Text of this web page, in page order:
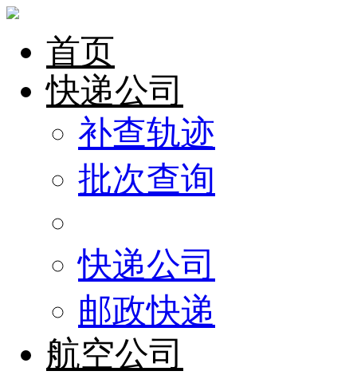
首页
快递公司
补查轨迹
批次查询
快递公司
邮政快递
航空公司